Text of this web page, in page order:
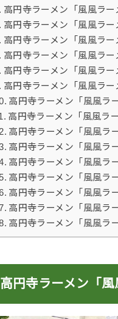
高円寺ラーメン「風風ラ
高円寺ラーメン「風風ラ
高円寺ラーメン「風風ラ
高円寺ラーメン「風風ラ
高円寺ラーメン「風風ラ
高円寺ラーメン「風風ラ
高円寺ラーメン「風風ラ
高円寺ラーメン「風風ラ
高円寺ラーメン「風風ラ
高円寺ラーメン「風風ラ
高円寺ラーメン「風風ラ
高円寺ラーメン「風風ラ
高円寺ラーメン「風風ラ
高円寺ラーメン「風風ラ
高円寺ラーメン「風風ラ
高円寺ラーメン「